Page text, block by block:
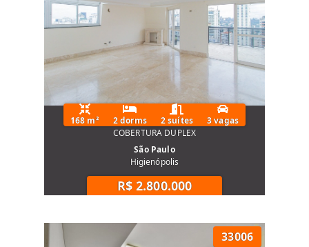
168 m² 2 dorms 2 suítes
3 vagas
COBERTURA DUPLEX
São Paulo
Higienópolis
R$ 2.800.000
33006